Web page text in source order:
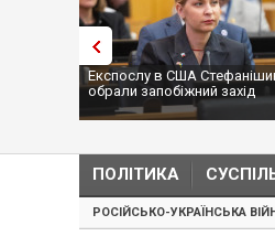
Експослу в США
обрали запобіжний захід
ПОЛІТИКА
РОСІЙСЬКО-УКРАЇНСЬКА